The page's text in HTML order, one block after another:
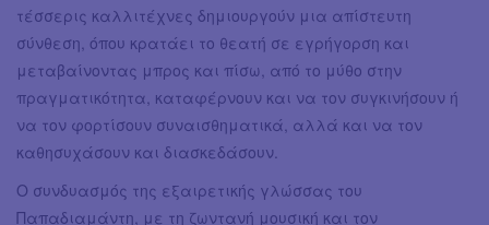
τέσσερις καλλιτέχνες δημιουργούν μια απίστευτη
σύνθεση, όπου κρατάει το θεατή σε εγρήγορση και
μεταβαίνοντας μπρος και πίσω, από το μύθο στην
πραγματικότητα, καταφέρνουν και να τον συγκινήσουν ή
να τον φορτίσουν συναισθηματικά, αλλά και να τον
καθησυχάσουν και διασκεδάσουν.
Ο συνδυασμός της εξαιρετικής γλώσσας του
Παπαδιαμάντη, με τη ζωντανή μουσική και τον